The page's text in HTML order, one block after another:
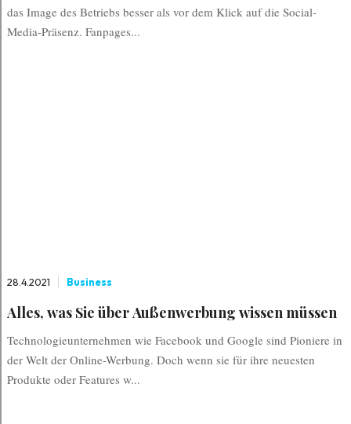
das Image des Betriebs besser als vor dem Klick auf die Social-
Media-Präsenz. Fanpages...
28.4.2021 Business
Alles, was Sie über Außenwerbung wissen müssen
Technologieunternehmen wie Facebook und Google sind Pioniere in
der Welt der Online-Werbung. Doch wenn sie für ihre neuesten
Produkte oder Features w...